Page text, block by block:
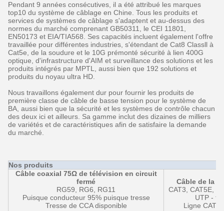
Pendant 9 années consécutives, il a été attribué les marques
top10 du système de câblage en Chine. Tous les produits et
services de systèmes de câblage s'adaptent et au-dessus des
normes du marché comprenant GB50311, le CEI 11801,
EN50173 et EIA/TIA568. Ses capacités incluent également l'offre
travaillée pour différentes industries, s'étendant de Cat8 Classll à
Cat5e, de la soudure et le 10G prémonté sécurité à lien 400G
optique, d'infrastructure d'AIM et surveillance des solutions et les
produits intégrés par MPTL, aussi bien que 192 solutions et
produits du noyau ultra HD.
Nous travaillons également dur pour fournir les produits de
première classe de câble de basse tension pour le système de
BA, aussi bien que la sécurité et les systèmes de contrôle chacun
des deux ici et ailleurs. Sa gamme inclut des dizaines de milliers
de variétés et de caractéristiques afin de satisfaire la demande
du marché.
Nos produits
Câble coaxial 75Ω de télévision en circuit
fermé
RG59, RG6, RG11
Puisque conducteur 95% puisque tresse
Tresse de CCA disponible
Câble de la
CAT3, CAT5E,
UTP -
Ligne CAT6